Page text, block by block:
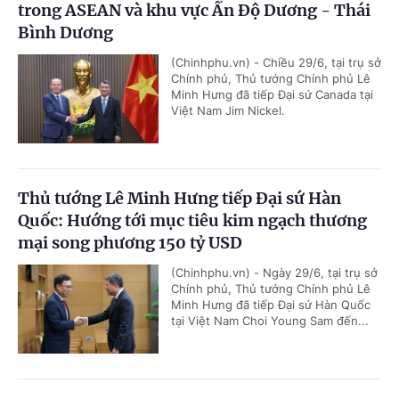
trong ASEAN và khu vực Ấn Độ Dương - Thái
Bình Dương
(Chinhphu.vn) - Chiều 29/6, tại trụ sở
Chính phủ, Thủ tướng Chính phủ Lê
Minh Hưng đã tiếp Đại sứ Canada tại
Việt Nam Jim Nickel.
Thủ tướng Lê Minh Hưng tiếp Đại sứ Hàn
Quốc: Hướng tới mục tiêu kim ngạch thương
mại song phương 150 tỷ USD
(Chinhphu.vn) - Ngày 29/6, tại trụ sở
Chính phủ, Thủ tướng Chính phủ Lê
Minh Hưng đã tiếp Đại sứ Hàn Quốc
tại Việt Nam Choi Young Sam đến...